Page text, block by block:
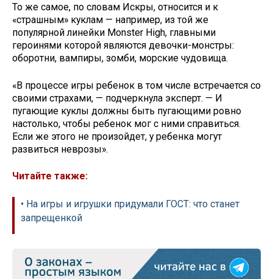
То же самое, по словам Искры, относится и к
«страшным» куклам — например, из той же
популярной линейки Monster High, главными
героинями которой являются девочки-монстры:
оборотни, вампиры, зомби, морские чудовища.
«В процессе игры ребенок в том числе встречается со
своими страхами, — подчеркнула эксперт. — И
пугающие куклы должны быть пугающими ровно
настолько, чтобы ребенок мог с ними справиться.
Если же этого не произойдет, у ребенка могут
развиться неврозы».
Читайте также:
• На игры и игрушки придумали ГОСТ: что станет
запрещенкой